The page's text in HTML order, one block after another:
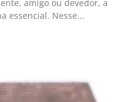
amigo ou devedor, a
essencial. Nesse